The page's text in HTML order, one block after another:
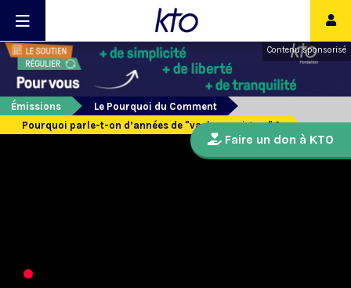
Contenu sponsorisé
Émissions
Le Pourquoi du Comment
Pourquoi parle-t-on d’années de "vaches maigres" ?
Faire un don à KTO